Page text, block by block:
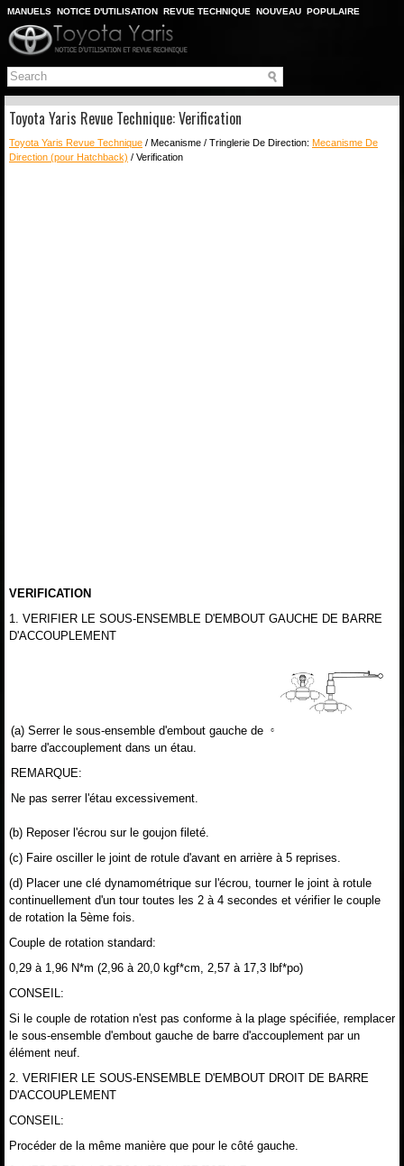
MANUELS NOTICE D'UTILISATION REVUE TECHNIQUE NOUVEAU POPULAIRE
PLAN DU SITE
CHERCHER
Toyota Yaris Revue Technique: Verification
Toyota Yaris Revue Technique / Mecanisme / Tringlerie De Direction: Mecanisme De
Direction (pour Hatchback) / Verification
VERIFICATION
1. VERIFIER LE SOUS-ENSEMBLE D'EMBOUT GAUCHE DE BARRE
D'ACCOUPLEMENT
(a) Serrer le sous-ensemble d'embout gauche de
barre d'accouplement dans un étau.
REMARQUE:
Ne pas serrer l'étau excessivement.
(b) Reposer l'écrou sur le goujon fileté.
(c) Faire osciller le joint de rotule d'avant en arrière à 5 reprises.
(d) Placer une clé dynamométrique sur l'écrou, tourner le joint à rotule
continuellement d'un tour toutes les 2 à 4 secondes et vérifier le couple
de rotation la 5ème fois.
Couple de rotation standard:
0,29 à 1,96 N*m (2,96 à 20,0 kgf*cm, 2,57 à 17,3 lbf*po)
CONSEIL:
Si le couple de rotation n'est pas conforme à la plage spécifiée, remplacer
le sous-ensemble d'embout gauche de barre d'accouplement par un
élément neuf.
2. VERIFIER LE SOUS-ENSEMBLE D'EMBOUT DROIT DE BARRE
D'ACCOUPLEMENT
CONSEIL:
Procéder de la même manière que pour le côté gauche.